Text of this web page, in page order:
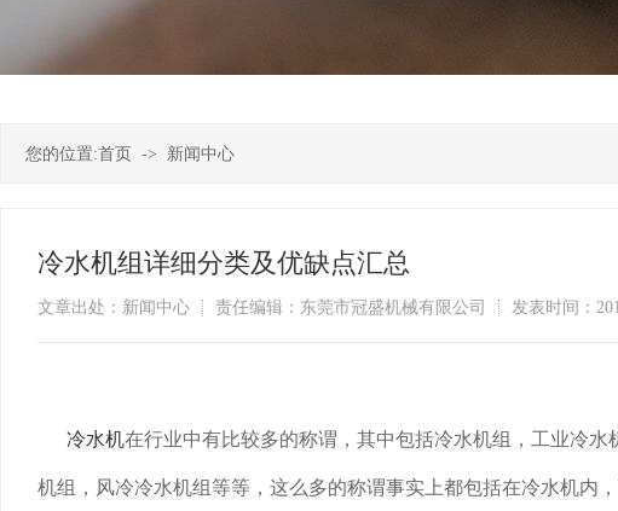
您的位置:首页 -> 新闻中心
冷水机组详细分类及优缺点汇总
文章出处：新闻中心 责任编辑：东莞市冠盛机械有限公司 发表时间：
冷水机在行业中有比较多的称谓，其中包括冷水机组，工业冷
机组，风冷冷水机组等等，这么多的称谓事实上都包括在冷水机内